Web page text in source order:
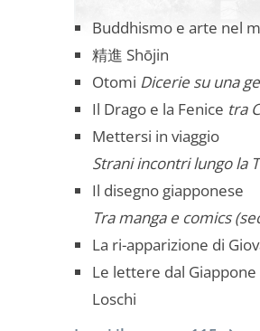
Buddhismo e arte nel
精進 Shōjin
Otomi Dicerie su una
Il Drago e la Fenice tra
Mettersi in viaggio
Strani incontri lungo la
Il disegno giapponese
Tra manga e comics
La ri-apparizione di
Le lettere dal
Loschi